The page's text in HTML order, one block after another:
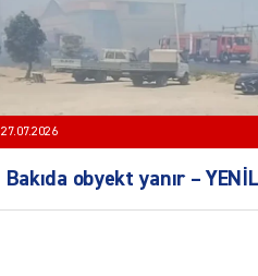
27.07.2026
Bakıda obyekt yanır –